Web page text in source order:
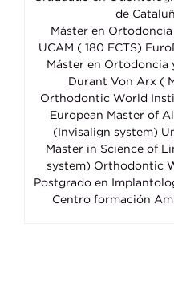
de
Máster en
UCAM ( 180 ECTS)
Máster en Ortodoncia
Durant Von Arx (
Orthodontic World
European Master of
(Invisalign system)
Master in Science of
system) Orthodontic
Postgrado en
Centro formación